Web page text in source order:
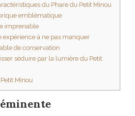
du Phare du Petit Minou
emblématique
imprenable
expérience à ne pas manquer
de conservation
séduire par la lumière du Petit
Minou